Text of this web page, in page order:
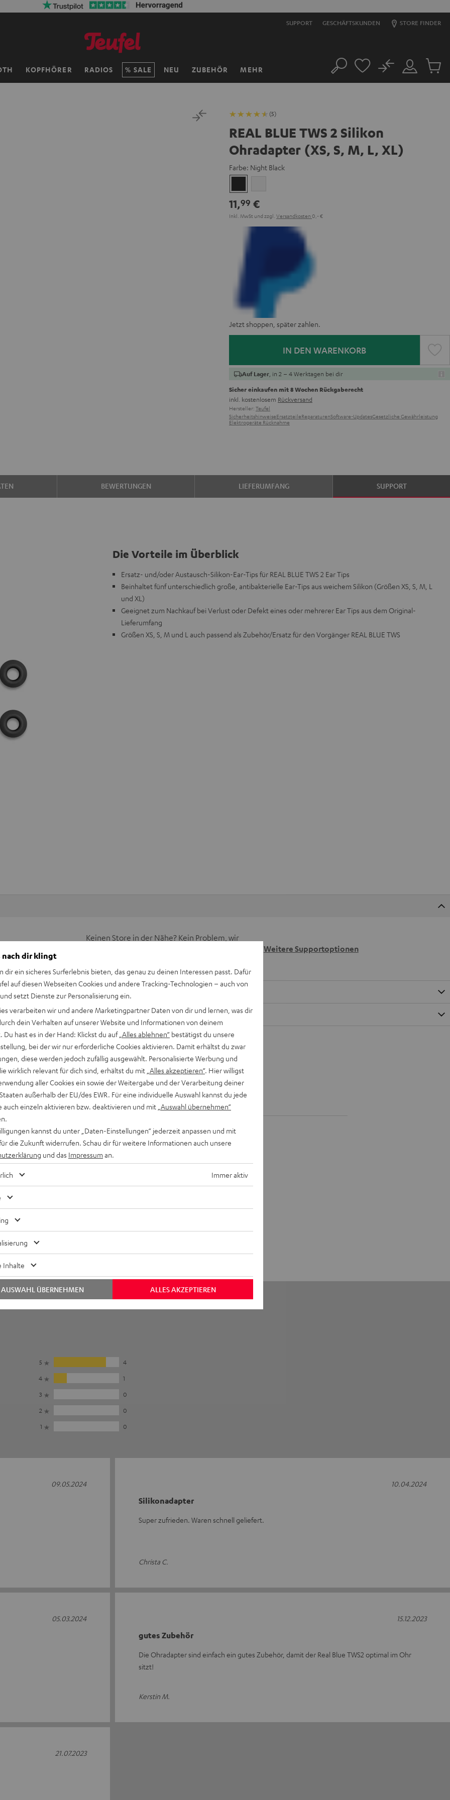
SUPPORT GESCHÄFTSKUNDEN STORE FINDER
KOPFHÖRER RADIOS SALE NEU ZUBEHÖR MEHR Suche
Mein
Konto
No
Artikel
(5)
REAL BLUE TWS 2 Silikon
Ohradapter (XS, S, M, L, XL)
Farbe: Night Black
Black
11,99 €
Inkl. MwSt und zzgl. Versandkosten 0,‐ €
Jetzt shoppen, später zahlen.
IN DEN WARENKORB
Auf Lager , in 2 – 4 Werktagen bei dir
Sicher einkaufen mit 8 Wochen Rückgaberecht
inkl. kostenlosem Rückversand
Hersteller: Teufel
SicherheitshinweiseErsatzteileReparaturenSoftware-UpdatesGesetzliche Gewährleistung
Elektrogeräte Rücknahme
BEWERTUNGEN LIEFERUMFANG SUPPORT
Die Vorteile im Überblick
Ersatz- und/oder Austausch-Silikon-Ear-Tips für REAL BLUE TWS 2 Ear Tips
Beinhaltet fünf unterschiedlich große, antibakterielle Ear-Tips aus weichem Silikon (Größen XS, S, M, L
und XL)
Geeignet zum Nachkauf bei Verlust oder Defekt eines oder mehrerer Ear Tips aus dem Original-
Lieferumfang
Größen XS, S, M und L auch passend als Zubehör/Ersatz für den Vorgänger REAL BLUE TWS
Keinen Store in der Nähe? Kein Problem, wir
Weitere Supportoptionen
TWS 2 Silikon Ohradapter (XS, S, M, L, XL)
5
4
4
1
3
0
2
0
1
0
09.05.2024
Silikonadapter
Super zufrieden. Waren schnell geliefert.
Christa C.
10.04.2024
05.03.2024
gutes Zubehör
Die Ohradapter sind einfach ein gutes Zubehör, damit der Real Blue TWS2 optimal im Ohr
sitzt!
Kerstin M.
15.12.2023
21.07.2023
nach dir klingt
dir ein sicheres Surferlebnis bieten, das genau zu deinen Interessen passt. Dafür
auf diesen Webseiten Cookies und andere Tracking-Technologien – auch von
setzt Dienste zur Personalisierung ein.
verarbeiten wir und andere Marketingpartner Daten von dir und lernen, was dir
dein Verhalten auf unserer Website und Informationen von deinem
Du hast es in der Hand: Klickst du auf „Alles ablehnen“ bestätigst du unsere
bei der wir nur erforderliche Cookies aktivieren. Damit erhältst du zwar
diese werden jedoch zufällig ausgewählt. Personalisierte Werbung und
wirklich relevant für dich sind, erhältst du mit „Alles akzeptieren“. Hier willigst
aller Cookies ein sowie der Weitergabe und der Verarbeitung deiner
außerhalb der EU/des EWR. Für eine individuelle Auswahl kannst du jede
auch einzeln aktivieren bzw. deaktivieren und mit „Auswahl übernehmen“
kannst du unter „Daten-Einstellungen“ jederzeit anpassen und mit
die Zukunft widerrufen. Schau dir für weitere Informationen auch unsere
und das Impressum an.
Immer aktiv
Inhalte
ALLES AKZEPTIEREN
AUSWAHL ÜBERNEHMEN